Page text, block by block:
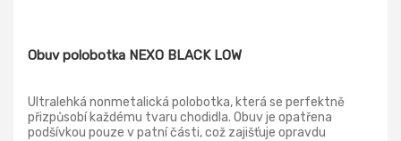
Obuv polobotka NEXO BLACK LOW
Ultralehká nonmetalická polobotka, která se perfektně
přizpůsobí každému tvaru chodidla. Obuv je opatřena
podšívkou pouze v patní části, což zajišťuje opravdu